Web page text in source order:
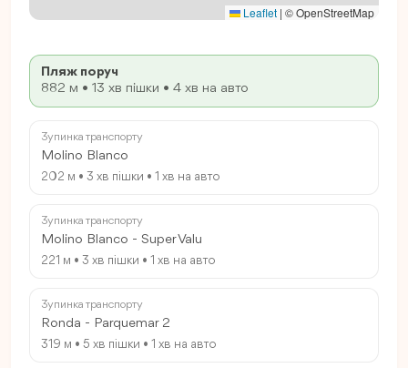
Leaflet | © OpenStreetMap
Пляж поруч
882 м • 13 хв пішки • 4 хв на авто
Зупинка транспорту
Molino Blanco
202 м • 3 хв пішки • 1 хв на авто
Зупинка транспорту
Molino Blanco - Super Valu
221 м • 3 хв пішки • 1 хв на авто
Зупинка транспорту
Ronda - Parquemar 2
319 м • 5 хв пішки • 1 хв на авто